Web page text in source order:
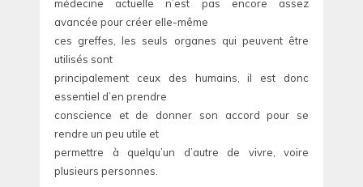
médecine actuelle n’est pas encore assez
avancée pour créer elle-même
ces greffes, les seuls organes qui peuvent être
utilisés sont
principalement ceux des humains, il est donc
essentiel d’en prendre
conscience et de donner son accord pour se
rendre un peu utile et
permettre à quelqu’un d’autre de vivre, voire
plusieurs personnes.